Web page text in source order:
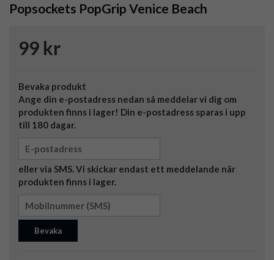
Popsockets PopGrip Venice Beach
99 kr
Bevaka produkt
Ange din e-postadress nedan så meddelar vi dig om
produkten finns i lager! Din e-postadress sparas i upp
till 180 dagar.
eller via SMS. Vi skickar endast ett meddelande när
produkten finns i lager.
Bevaka